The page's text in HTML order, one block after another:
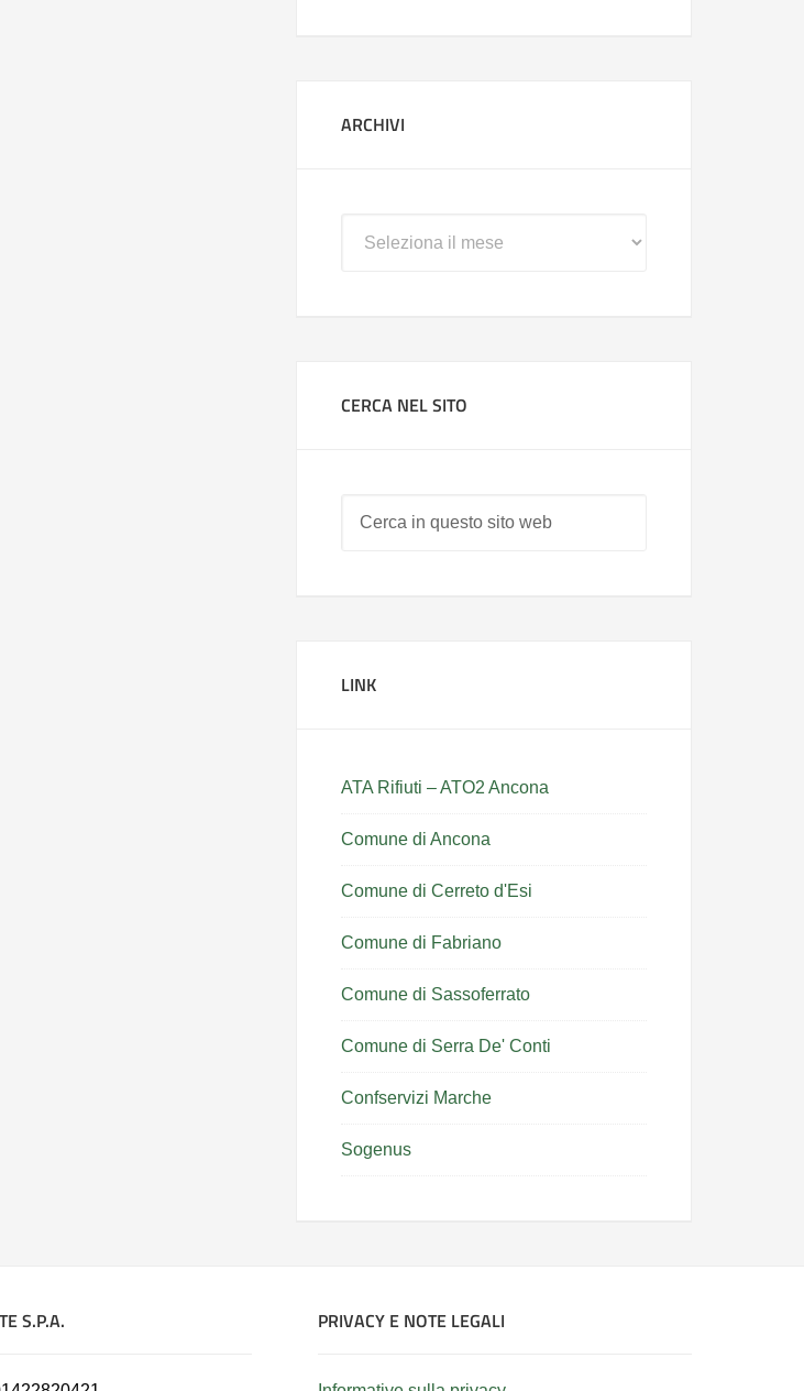
ARCHIVI
CERCA NEL SITO
LINK
ATA Rifiuti – ATO2 Ancona
Comune di Ancona
Comune di Cerreto d'Esi
Comune di Fabriano
Comune di Sassoferrato
Comune di Serra De' Conti
Confservizi Marche
Sogenus
S.P.A. PRIVACY E NOTE LEGALI